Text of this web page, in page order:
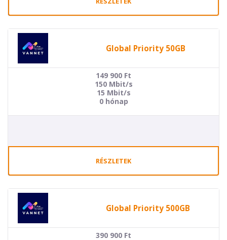
Global Priority 50GB
149 900 Ft
150 Mbit/s
15 Mbit/s
0 hónap
RÉSZLETEK
Global Priority 500GB
390 900 Ft